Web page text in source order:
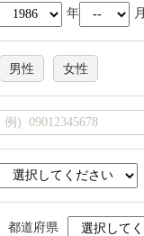
年 月
男性 女性
都道府県